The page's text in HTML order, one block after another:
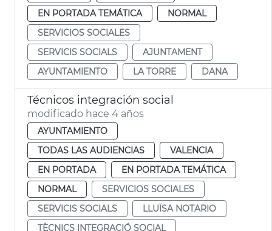
EN PORTADA TEMÁTICA
NORMAL
SERVICIOS SOCIALES
SERVICIS SOCIALS
AJUNTAMENT
AYUNTAMIENTO
LA TORRE DANA
Técnicos integración social
modificado hace 4 años
AYUNTAMIENTO
TODAS LAS AUDIENCIAS
VALENCIA
EN PORTADA
EN PORTADA TEMÁTICA
NORMAL
SERVICIOS SOCIALES
SERVICIS SOCIALS
LLUÏSA NOTARIO
TÈCNICS INTEGRACIÓ SOCIAL